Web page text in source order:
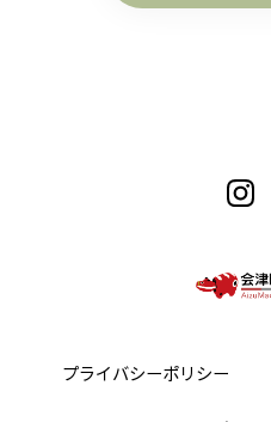
プライバシーポリシー